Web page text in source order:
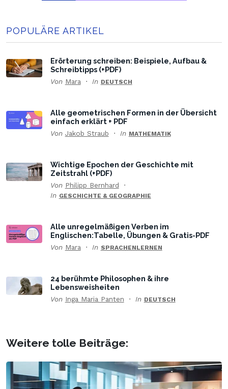
POPULÄRE ARTIKEL
Erörterung schreiben: Beispiele, Aufbau &
Schreibtipps (+PDF)
Von Mara In DEUTSCH
Alle geometrischen Formen in der Übersicht
einfach erklärt + PDF
Von Jakob Straub In MATHEMATIK
Wichtige Epochen der Geschichte mit
Zeitstrahl (+PDF)
Von Philipp Bernhard
In GESCHICHTE & GEOGRAPHIE
Alle unregelmäßigen Verben im
Englischen:Tabelle, Übungen & Gratis-PDF
Von Mara In SPRACHENLERNEN
24 berühmte Philosophen & ihre
Lebensweisheiten
Von Inga Maria Panten In DEUTSCH
Weitere tolle Beiträge: